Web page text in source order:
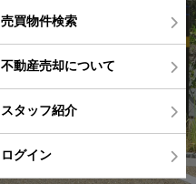
売買物件検索
不動産売却について
スタッフ紹介
ログイン